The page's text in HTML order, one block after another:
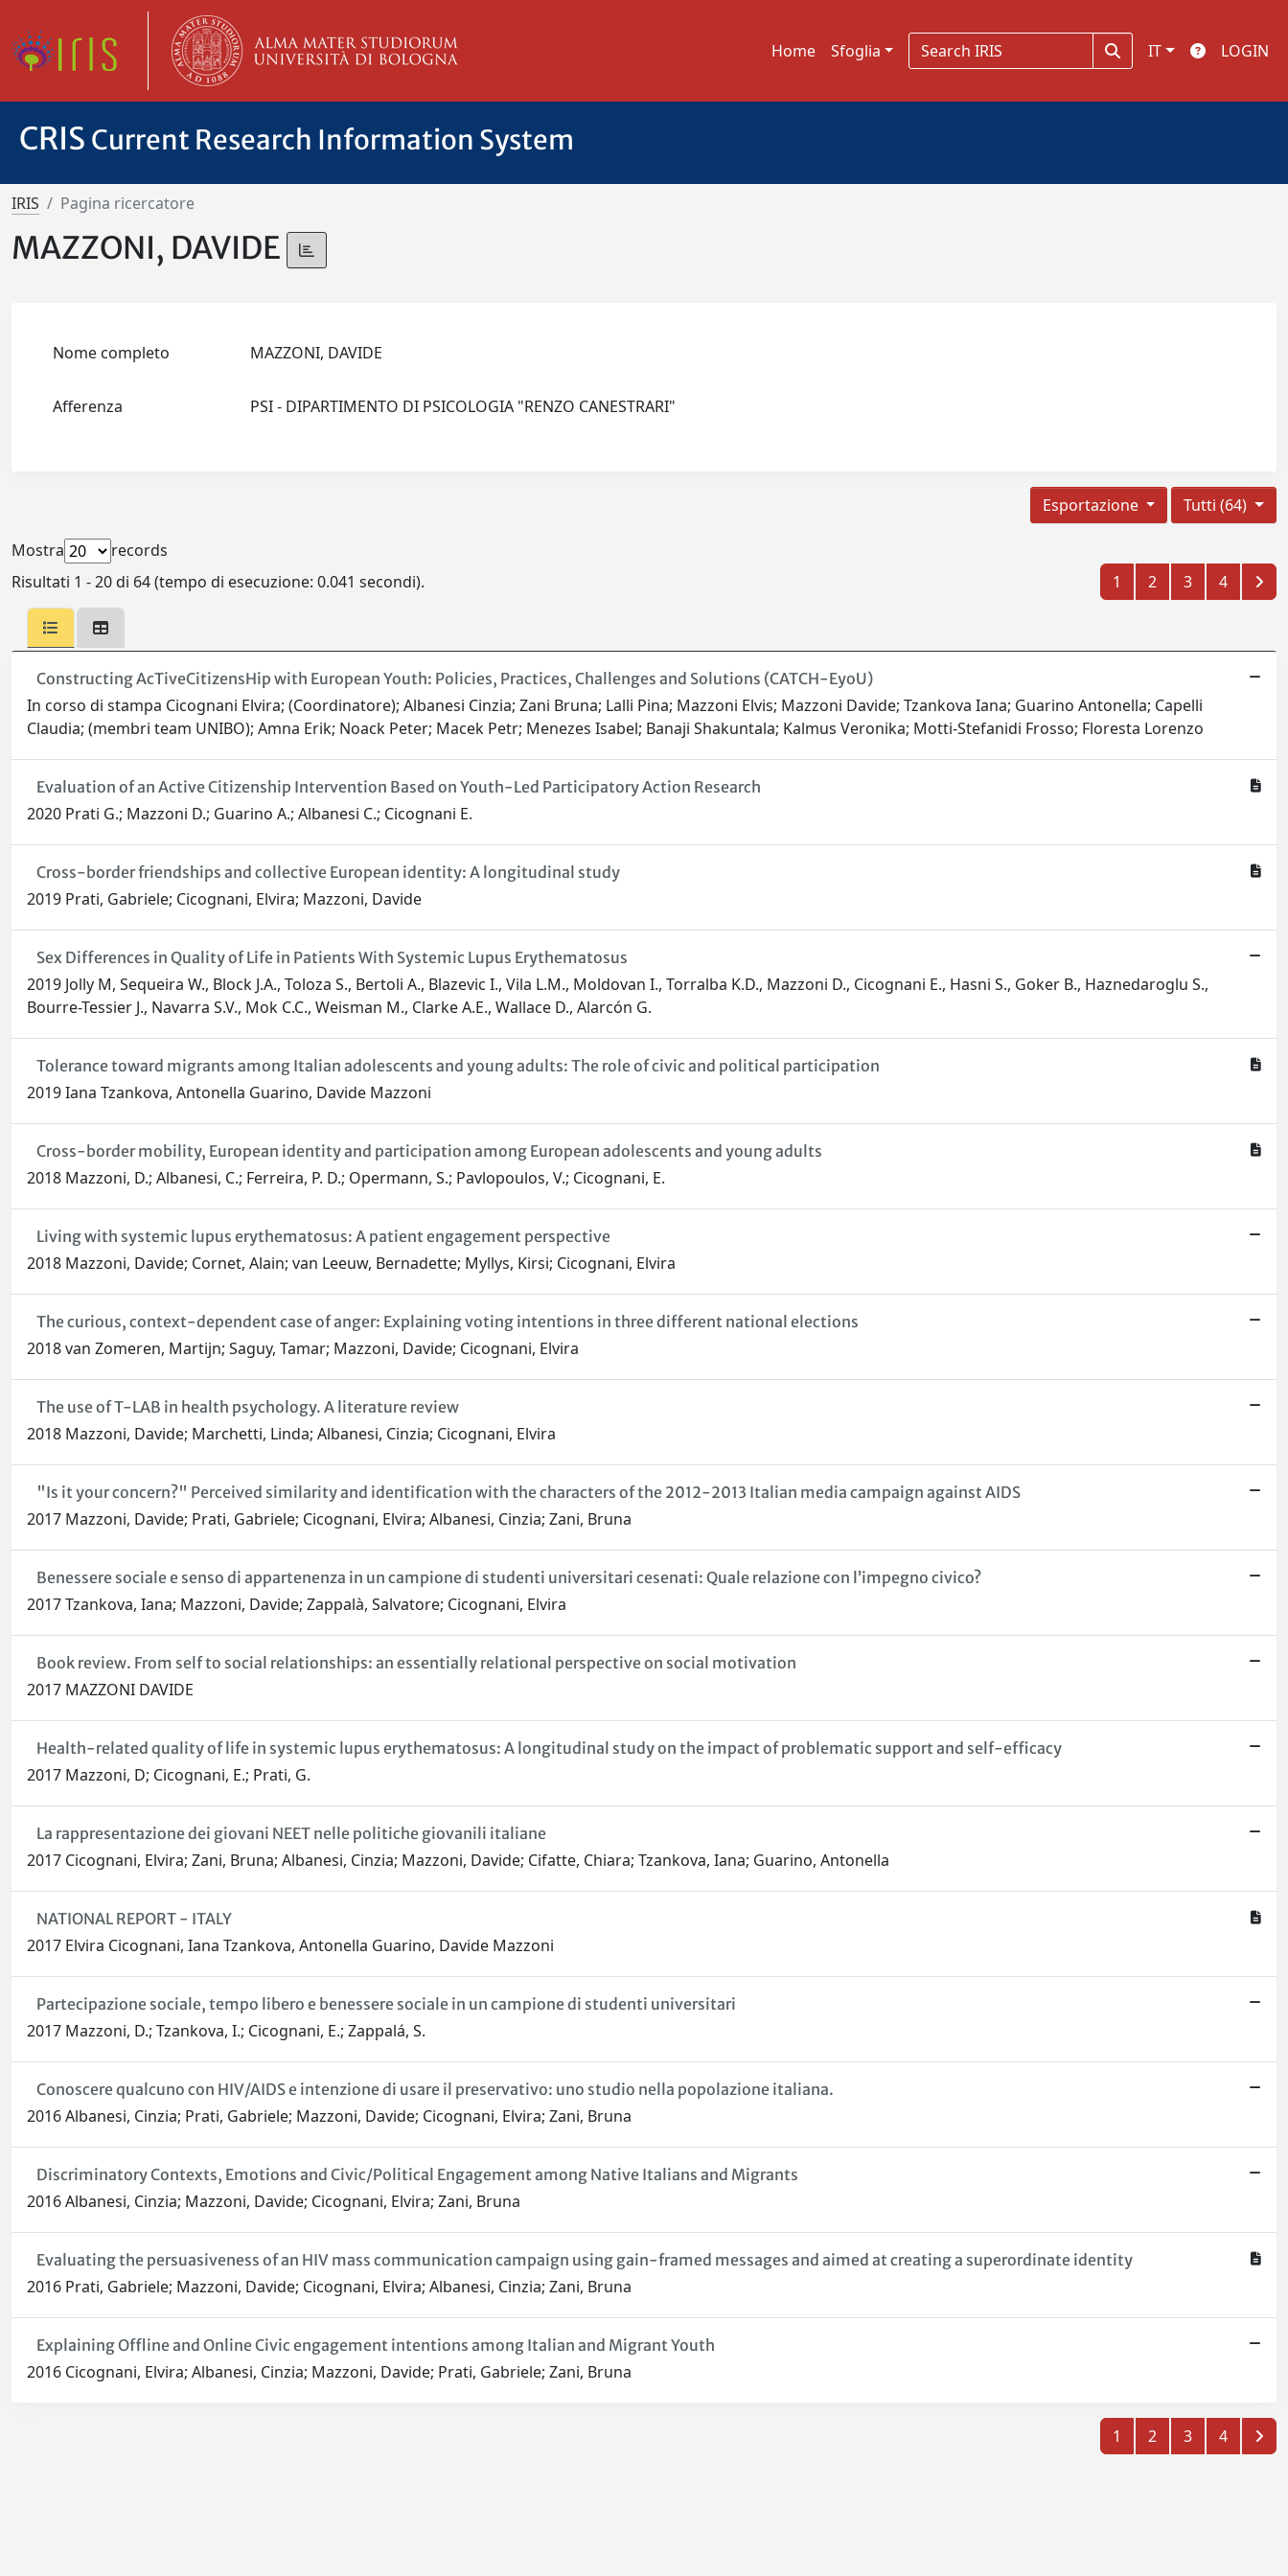
Home Sfoglia IT LOGIN
CRIS Current Research Information System
IRIS Pagina ricercatore
MAZZONI, DAVIDE
Nome completo MAZZONI, DAVIDE
Afferenza PSI - DIPARTIMENTO DI PSICOLOGIA "RENZO CANESTRARI"
Tutti (64)
Esportazione
Mostra
records
Risultati 1 - 20 di 64 (tempo di esecuzione: 0.041 secondi).
1 2 3 4
Constructing AcTiveCitizensHip with European Youth: Policies, Practices, Challenges and Solutions (CATCH-EyoU)
In corso di stampa Cicognani Elvira; (Coordinatore); Albanesi Cinzia; Zani Bruna; Lalli Pina; Mazzoni Elvis; Mazzoni Davide; Tzankova Iana; Guarino Antonella; Capelli
Claudia; (membri team UNIBO); Amna Erik; Noack Peter; Macek Petr; Menezes Isabel; Banaji Shakuntala; Kalmus Veronika; Motti-Stefanidi Frosso; Floresta Lorenzo
Evaluation of an Active Citizenship Intervention Based on Youth-Led Participatory Action Research
2020 Prati G.; Mazzoni D.; Guarino A.; Albanesi C.; Cicognani E.
Cross-border friendships and collective European identity: A longitudinal study
2019 Prati, Gabriele; Cicognani, Elvira; Mazzoni, Davide
Sex Differences in Quality of Life in Patients With Systemic Lupus Erythematosus
2019 Jolly M, Sequeira W., Block J.A., Toloza S., Bertoli A., Blazevic I., Vila L.M., Moldovan I., Torralba K.D., Mazzoni D., Cicognani E., Hasni S., Goker B., Haznedaroglu S.,
Bourre-Tessier J., Navarra S.V., Mok C.C., Weisman M., Clarke A.E., Wallace D., Alarcón G.
Tolerance toward migrants among Italian adolescents and young adults: The role of civic and political participation
2019 Iana Tzankova, Antonella Guarino, Davide Mazzoni
Cross-border mobility, European identity and participation among European adolescents and young adults
2018 Mazzoni, D.; Albanesi, C.; Ferreira, P. D.; Opermann, S.; Pavlopoulos, V.; Cicognani, E.
Living with systemic lupus erythematosus: A patient engagement perspective
2018 Mazzoni, Davide; Cornet, Alain; van Leeuw, Bernadette; Myllys, Kirsi; Cicognani, Elvira
The curious, context-dependent case of anger: Explaining voting intentions in three different national elections
2018 van Zomeren, Martijn; Saguy, Tamar; Mazzoni, Davide; Cicognani, Elvira
The use of T-LAB in health psychology. A literature review
2018 Mazzoni, Davide; Marchetti, Linda; Albanesi, Cinzia; Cicognani, Elvira
"Is it your concern?" Perceived similarity and identification with the characters of the 2012-2013 Italian media campaign against AIDS
2017 Mazzoni, Davide; Prati, Gabriele; Cicognani, Elvira; Albanesi, Cinzia; Zani, Bruna
Benessere sociale e senso di appartenenza in un campione di studenti universitari cesenati: Quale relazione con l’impegno civico?
2017 Tzankova, Iana; Mazzoni, Davide; Zappalà, Salvatore; Cicognani, Elvira
Book review. From self to social relationships: an essentially relational perspective on social motivation
2017 MAZZONI DAVIDE
Health-related quality of life in systemic lupus erythematosus: A longitudinal study on the impact of problematic support and self-efficacy
2017 Mazzoni, D; Cicognani, E.; Prati, G.
La rappresentazione dei giovani NEET nelle politiche giovanili italiane
2017 Cicognani, Elvira; Zani, Bruna; Albanesi, Cinzia; Mazzoni, Davide; Cifatte, Chiara; Tzankova, Iana; Guarino, Antonella
NATIONAL REPORT - ITALY
2017 Elvira Cicognani, Iana Tzankova, Antonella Guarino, Davide Mazzoni
Partecipazione sociale, tempo libero e benessere sociale in un campione di studenti universitari
2017 Mazzoni, D.; Tzankova, I.; Cicognani, E.; Zappalá, S.
Conoscere qualcuno con HIV/AIDS e intenzione di usare il preservativo: uno studio nella popolazione italiana.
2016 Albanesi, Cinzia; Prati, Gabriele; Mazzoni, Davide; Cicognani, Elvira; Zani, Bruna
Discriminatory Contexts, Emotions and Civic/Political Engagement among Native Italians and Migrants
2016 Albanesi, Cinzia; Mazzoni, Davide; Cicognani, Elvira; Zani, Bruna
Evaluating the persuasiveness of an HIV mass communication campaign using gain-framed messages and aimed at creating a superordinate identity
2016 Prati, Gabriele; Mazzoni, Davide; Cicognani, Elvira; Albanesi, Cinzia; Zani, Bruna
Explaining Offline and Online Civic engagement intentions among Italian and Migrant Youth
2016 Cicognani, Elvira; Albanesi, Cinzia; Mazzoni, Davide; Prati, Gabriele; Zani, Bruna
1 2 3 4